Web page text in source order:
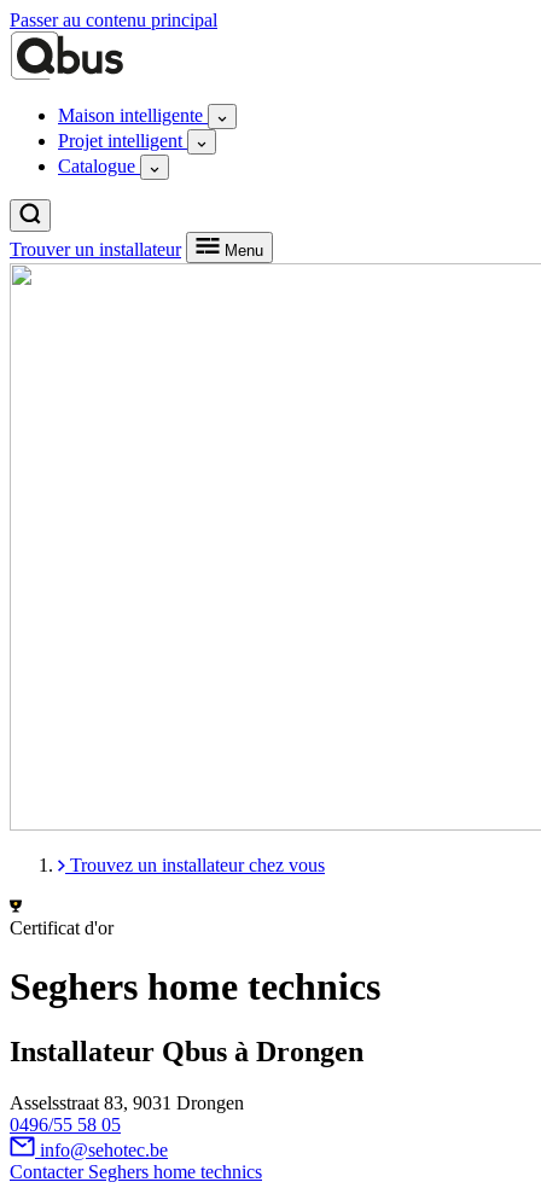
Passer au contenu principal
Maison intelligente
Projet intelligent
Catalogue
Trouver un installateur Menu
Trouvez un installateur chez vous
Certificat d'or
Seghers home technics
Installateur Qbus à Drongen
Asselsstraat 83, 9031 Drongen
0496/55 58 05
info@sehotec.be
Contacter Seghers home technics